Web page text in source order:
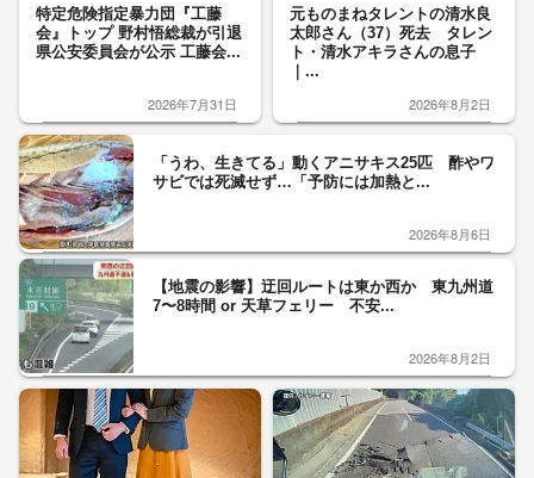
特定危険指定暴力団『工藤
会』トップ 野村悟総裁が引退
県公安委員会が公示 工藤会...
2026年7月31日
元ものまねタレントの清水良
太郎さん（37）死去 タレン
ト・清水アキラさんの息子
｜...
2026年8月2日
「うわ、生きてる」動くアニサキス25匹 酢やワ
サビでは死滅せず…「予防には加熱と...
2026年8月6日
【地震の影響】迂回ルートは東か西か 東九州道
7〜8時間 or 天草フェリー 不安...
2026年8月2日